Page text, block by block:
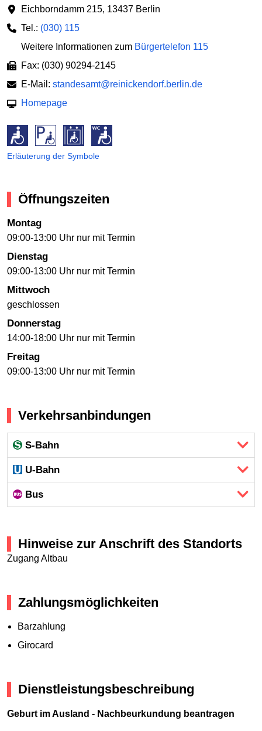
Eichborndamm 215, 13437 Berlin
Tel.: (030) 115
Weitere Informationen zum Bürgertelefon 115
Fax: (030) 90294-2145
E-Mail: standesamt@reinickendorf.berlin.de
Homepage
Erläuterung der Symbole
Öffnungszeiten
Montag
09:00-13:00 Uhr nur mit Termin
Dienstag
09:00-13:00 Uhr nur mit Termin
Mittwoch
geschlossen
Donnerstag
14:00-18:00 Uhr nur mit Termin
Freitag
09:00-13:00 Uhr nur mit Termin
Verkehrsanbindungen
S-Bahn
U-Bahn
Bus
Hinweise zur Anschrift des Standorts
Zugang Altbau
Zahlungsmöglichkeiten
Barzahlung
Girocard
Dienstleistungsbeschreibung
Geburt im Ausland - Nachbeurkundung beantragen